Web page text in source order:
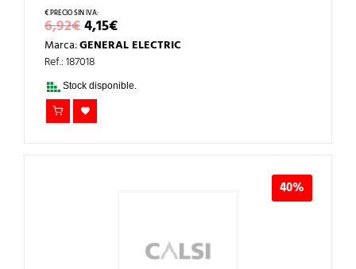
6,92€EL
PRECIO
ORIGINAL
ERA:
6,92€.
4,15€EL
PRECIO
ACTUAL
4,15€.
Marca:GENERAL ELECTRIC
Ref.: 187018
Stock disponible.
40%